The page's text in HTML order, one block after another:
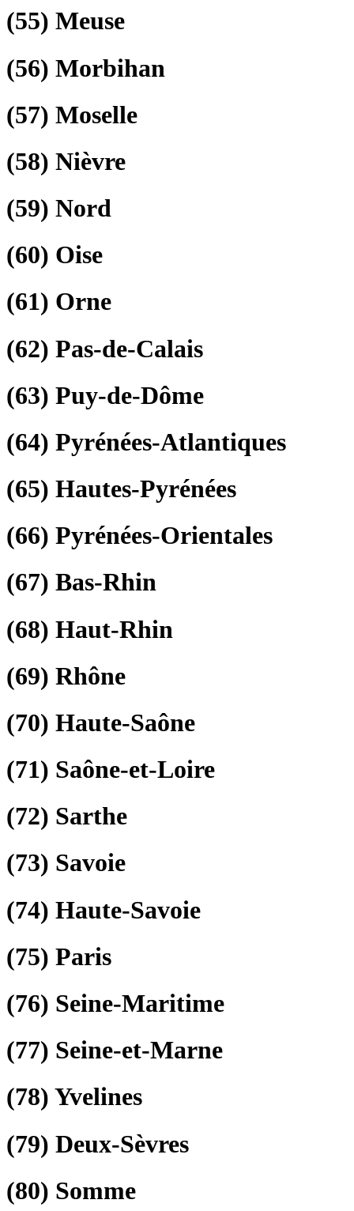
(55) Meuse
(56) Morbihan
(57) Moselle
(58) Nièvre
(59) Nord
(60) Oise
(61) Orne
(62) Pas-de-Calais
(63) Puy-de-Dôme
(64) Pyrénées-Atlantiques
(65) Hautes-Pyrénées
(66) Pyrénées-Orientales
(67) Bas-Rhin
(68) Haut-Rhin
(69) Rhône
(70) Haute-Saône
(71) Saône-et-Loire
(72) Sarthe
(73) Savoie
(74) Haute-Savoie
(75) Paris
(76) Seine-Maritime
(77) Seine-et-Marne
(78) Yvelines
(79) Deux-Sèvres
(80) Somme